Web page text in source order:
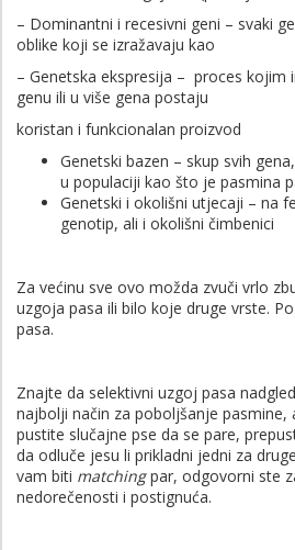
– Dominantni i recesivni geni – svaki
oblike koji se izražavaju kao
– Genetska ekspresija – proces kojim
genu ili u više gena postaju
koristan i funkcionalan proizvod
Genetski bazen – skup svih
u populaciji kao što je pasmina
Genetski i okolišni utjecaji – na
genotip, ali i okolišni čimbenici
Za većinu sve ovo možda zvuči vrlo
uzgoja pasa ili bilo koje druge vrste.
pasa.
Znajte da selektivni uzgoj pasa
najbolji način za poboljšanje pasmine,
pustite slučajne pse da se pare,
da odluče jesu li prikladni jedni za
vam biti matchingpar, odgovorni ste
nedorečenosti i postignuća.